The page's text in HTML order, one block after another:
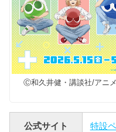
Ⓒ和久井健・講談社/アニ
公式サイト 特設